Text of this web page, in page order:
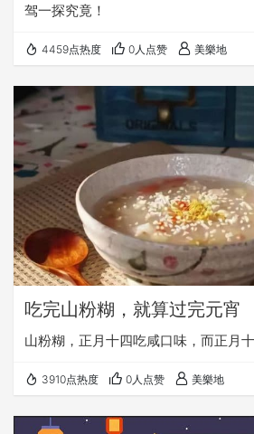
驾一探究竟！
4459点热度 0人点赞 美樂地
吃完山粉糊，就算过完元宵
山粉糊，正月十四吃咸口味，而正月
3910点热度 0人点赞 美樂地